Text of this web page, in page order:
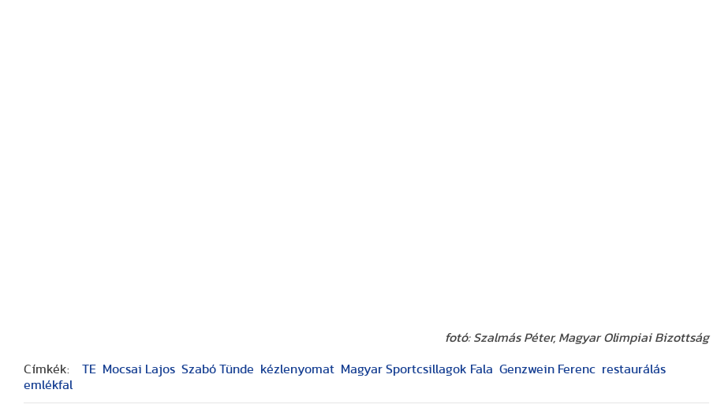
fotó: Szalmás Péter, Magyar Olimpiai Bizottság
Címkék: TE Mocsai Lajos Szabó Tünde kézlenyomat Magyar Sportcsillagok Fala Genzwein Ferenc restaurálás
emlékfal